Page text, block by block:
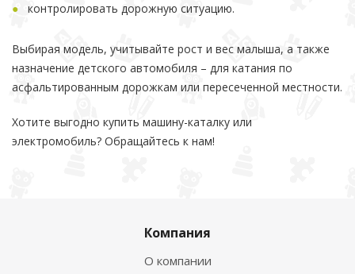
контролировать дорожную ситуацию.
Выбирая модель, учитывайте рост и вес малыша, а также
назначение детского автомобиля – для катания по
асфальтированным дорожкам или пересеченной местности.
Хотите выгодно купить машину-каталку или
электромобиль? Обращайтесь к нам!
Компания
О компании